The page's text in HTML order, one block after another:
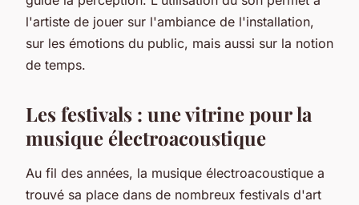
l'artiste de jouer sur l'ambiance de l'installation,
sur les émotions du public, mais aussi sur la notion
de temps.
Les festivals : une vitrine pour la
musique électroacoustique
Au fil des années, la musique électroacoustique a
trouvé sa place dans de nombreux festivals d'art